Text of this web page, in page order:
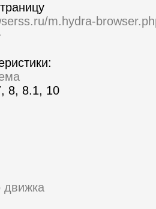
m.hydra-
8, 8.1, 10
движка